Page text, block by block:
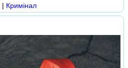
| Кримінал